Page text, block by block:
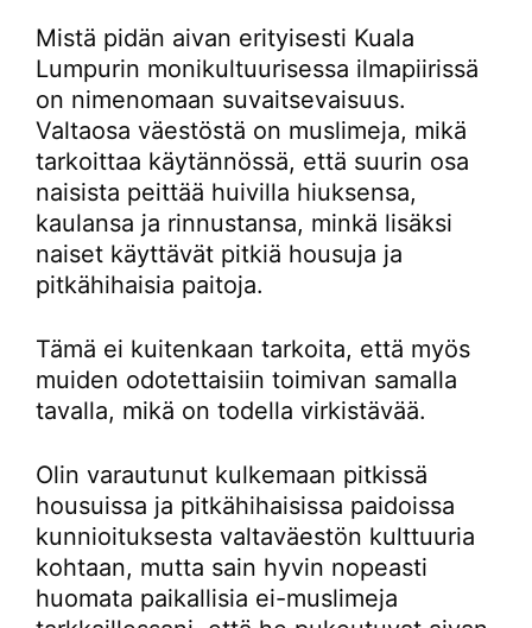
Mistä pidän aivan erityisesti Kuala
Lumpurin monikultuurisessa ilmapiirissä
on nimenomaan suvaitsevaisuus.
Valtaosa väestöstä on muslimeja, mikä
tarkoittaa käytännössä, että suurin osa
naisista peittää huivilla hiuksensa,
kaulansa ja rinnustansa, minkä lisäksi
naiset käyttävät pitkiä housuja ja
pitkähihaisia paitoja.
Tämä ei kuitenkaan tarkoita, että myös
muiden odotettaisiin toimivan samalla
tavalla, mikä on todella virkistävää.
Olin varautunut kulkemaan pitkissä
housuissa ja pitkähihaisissa paidoissa
kunnioituksesta valtaväestön kulttuuria
kohtaan, mutta sain hyvin nopeasti
huomata paikallisia ei-muslimeja